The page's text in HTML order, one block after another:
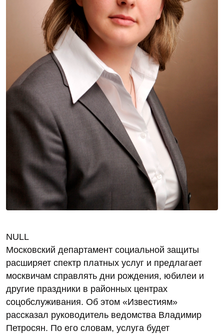
NULL
Московский департамент социальной защиты
расширяет спектр платных услуг и предлагает
москвичам справлять дни рождения, юбилеи и
другие праздники в районных центрах
соцобслуживания. Об этом «Известиям»
рассказал руководитель ведомства Владимир
Петросян. По его словам, услуга будет